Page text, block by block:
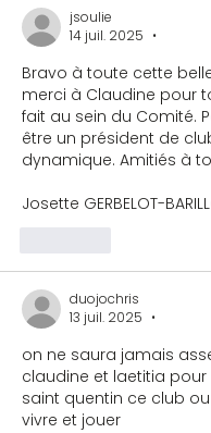
jsoulie
14 juil. 2025
•
Bravo à toute cette
merci à Claudine pour
fait au sein du Comité.
être un président de
dynamique. Amitiés à
Josette GERBELOT-
duojochris
13 juil. 2025
•
on ne saura jamais
claudine et laetitia
saint quentin ce club
vivre et jouer